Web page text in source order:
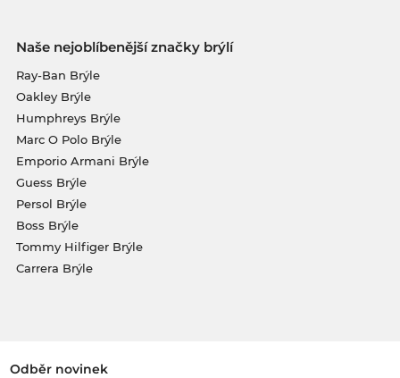
Naše nejoblíbenější značky brýlí
Ray-Ban Brýle
Oakley Brýle
Humphreys Brýle
Marc O Polo Brýle
Emporio Armani Brýle
Guess Brýle
Persol Brýle
Boss Brýle
Tommy Hilfiger Brýle
Carrera Brýle
Odběr novinek